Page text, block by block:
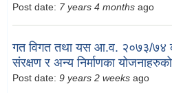
Post date: 7 years 4 months ago
गत विगत तथा यस आ.व. २०७३/७४ को
संरक्षण र अन्य निर्माणका योजनाहरुको
Post date: 9 years 2 weeks ago